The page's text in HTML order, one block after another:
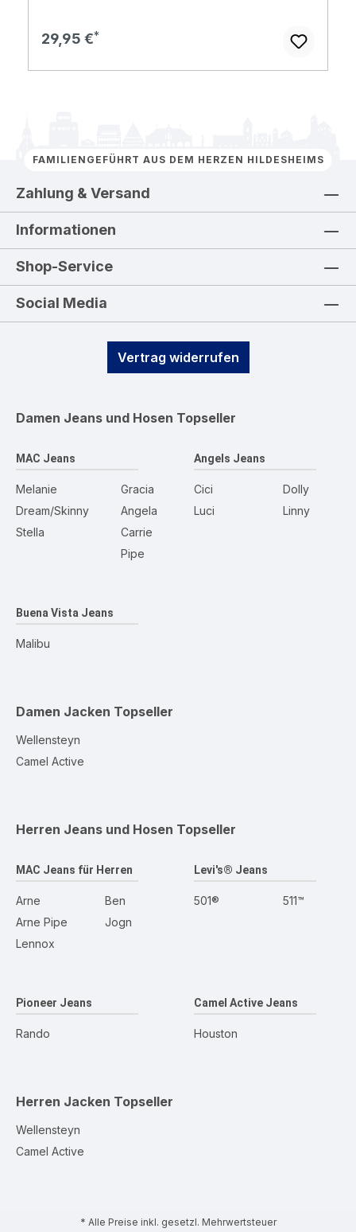
Regulärer Preis:
29,95 €
FAMILIENGEFÜHRT AUS DEM HERZEN HILDESHEIMS
Zahlung & Versand
Informationen
Shop-Service
Social Media
Vertrag widerrufen
Damen Jeans und Hosen Topseller
MAC Jeans
Melanie
Dream/Skinny
Stella
Gracia
Angela
Carrie
Pipe
Angels Jeans
Cici
Luci
Dolly
Linny
Buena Vista Jeans
Malibu
Damen Jacken Topseller
Wellensteyn
Camel Active
Herren Jeans und Hosen Topseller
MAC Jeans für Herren
Arne
Arne Pipe
Lennox
Ben
Jogn
Levi's® Jeans
501® 511™
Pioneer Jeans
Rando
Camel Active Jeans
Houston
Herren Jacken Topseller
Wellensteyn
Camel Active
* Alle Preise inkl. gesetzl. Mehrwertsteuer